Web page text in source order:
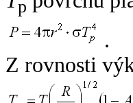
p
.
Z rovnosti